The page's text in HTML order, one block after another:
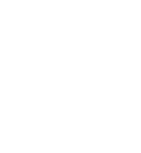
ユンボ（